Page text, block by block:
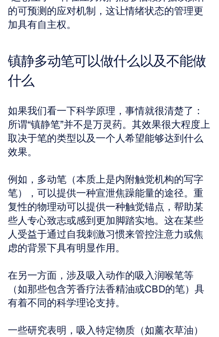
的可预测的应对机制，这让情绪状态的管理更
加具有自主权。
镇静多动笔可以做什么以及不能做
什么
如果我们看一下科学原理，事情就很清楚了：
所谓“镇静笔”并不是万灵药。其效果很大程度上
取决于笔的类型以及一个人希望能够达到什么
效果。
例如，多动笔（本质上是内附触觉机构的写字
笔），可以提供一种宣泄焦躁能量的途径。重
复性的物理动可以提供一种触觉锚点，帮助某
些人专心致志或感到更加脚踏实地。这在某些
人受益于通过自我刺激习惯来管控注意力或焦
虑的背景下具有明显作用。
在另一方面，涉及吸入动作的吸入润喉笔等
（如那些包含芳香疗法香精油或CBD的笔）具
有着不同的科学理论支持。
一些研究表明，吸入特定物质（如薰衣草油）